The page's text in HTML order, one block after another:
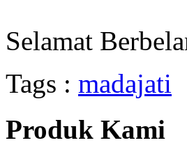
Selamat
Tags : madajati
Produk Kami